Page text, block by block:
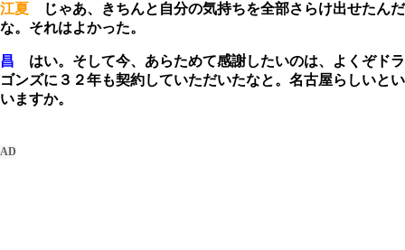
江夏 じゃあ、きちんと自分の気持ちを全部さらけ出せたんだ
な。それはよかった。
昌 はい。そして今、あらためて感謝したいのは、よくぞドラ
ゴンズに３２年も契約していただいたなと。名古屋らしいとい
いますか。